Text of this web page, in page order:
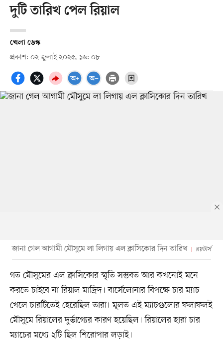
দুটি তারিখ পেল রিয়াল
খেলা ডেস্ক
প্রকাশ: ০২ জুলাই ২০২৫, ১৬: ০৮
জানা গেল আগামী মৌসুমে লা লিগায় এল ক্লাসিকোর দিন তারিখ রয়টার্স
গত মৌসুমের এল ক্লাসিকোর স্মৃতি সম্ভবত আর কখনোই মনে
করতে চাইবে না রিয়াল মাদ্রিদ। বার্সেলোনার বিপক্ষে চার ম্যাচ
খেলে চারটিতেই হেরেছিল তারা। মূলত এই ম্যাচগুলোর ফলাফলই
মৌসুমে রিয়ালের দুর্ভাগ্যের কারণ হয়েছিল। রিয়ালের হারা চার
ম্যাচের মধ্যে ২টি ছিল শিরোপার লড়াই।